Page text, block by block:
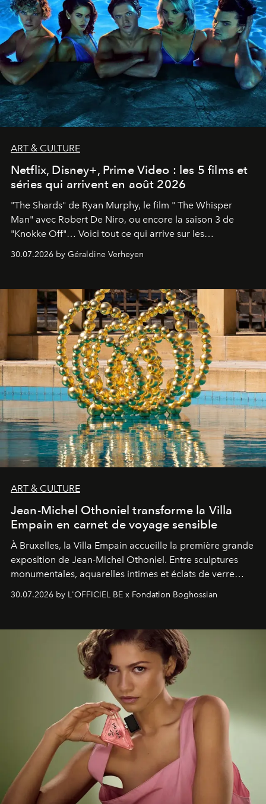
ART & CULTURE
Netflix, Disney+, Prime Video : les 5 films et
séries qui arrivent en août 2026
"The Shards" de Ryan Murphy, le film " The Whisper
Man" avec Robert De Niro, ou encore la saison 3 de
"Knokke Off"… Voici tout ce qui arrive sur les
plateformes de streaming en août 2026.
30.07.2026 by Géraldine Verheyen
ART & CULTURE
Jean-Michel Othoniel transforme la Villa
Empain en carnet de voyage sensible
À Bruxelles, la Villa Empain accueille la première grande
exposition de Jean-Michel Othoniel. Entre sculptures
monumentales, aquarelles intimes et éclats de verre
soufflé, l’artiste français compose un itinéraire
émotionnel où chaque œuvre devient le souvenir
émerveillement.
30.07.2026 by L'OFFICIEL BE x Fondation Boghossian